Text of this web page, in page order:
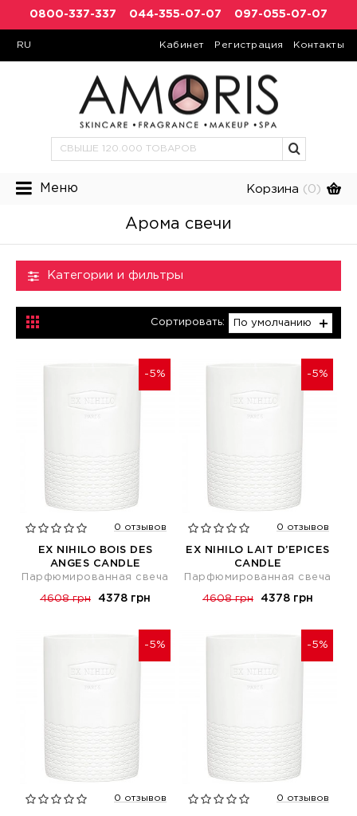
0800-337-337 044-355-07-07 097-055-07-07
RU Кабинет Регистрация Контакты
Меню Корзина (0)
Арома свечи
Категории и фильтры
Сортировать: По умолчанию
-5%
0 отзывов
EX NIHILO BOIS DES
ANGES CANDLE
Парфюмированная свеча
4608 грн 4378 грн
-5%
0 отзывов
EX NIHILO LAIT D’EPICES
CANDLE
Парфюмированная свеча
4608 грн 4378 грн
-5%
0 отзывов
-5%
0 отзывов